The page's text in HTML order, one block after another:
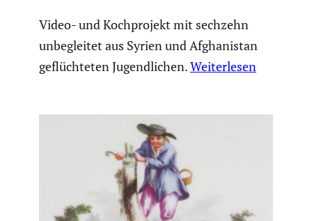
Video- und Kochprojekt mit sechzehn
unbegleitet aus Syrien und Afghanistan
geflüchteten Jugendlichen.Weiterlesen